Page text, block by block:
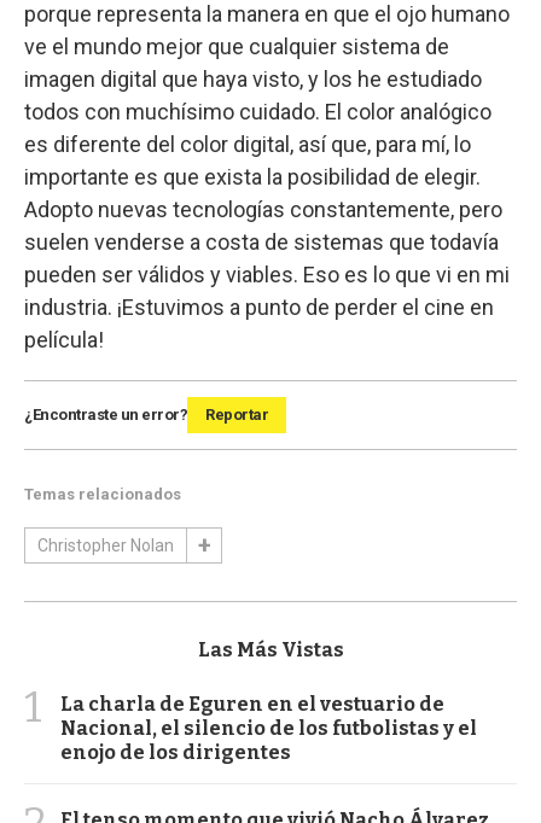
porque representa la manera en que el ojo humano
ve el mundo mejor que cualquier sistema de
imagen digital que haya visto, y los he estudiado
todos con muchísimo cuidado. El color analógico
es diferente del color digital, así que, para mí, lo
importante es que exista la posibilidad de elegir.
Adopto nuevas tecnologías constantemente, pero
suelen venderse a costa de sistemas que todavía
pueden ser válidos y viables. Eso es lo que vi en mi
industria. ¡Estuvimos a punto de perder el cine en
película!
¿Encontraste un error? Reportar
Temas relacionados
Christopher Nolan
Las Más Vistas
1
La charla de Eguren en el vestuario de
Nacional, el silencio de los futbolistas y el
enojo de los dirigentes